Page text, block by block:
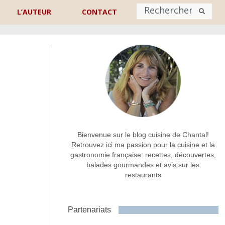
L’AUTEUR CONTACT
Nom
Commentaire ou message *
Bienvenue sur le blog cuisine de Chantal!
Retrouvez ici ma passion pour la cuisine et la
gastronomie française: recettes, découvertes,
balades gourmandes et avis sur les
restaurants
Partenariats